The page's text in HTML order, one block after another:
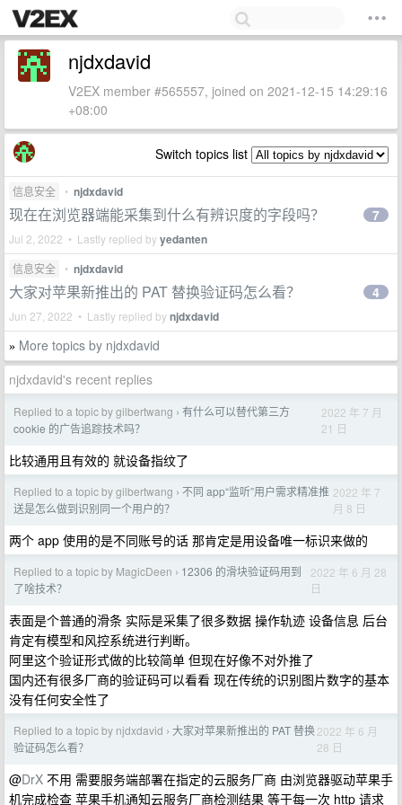
njdxdavid
V2EX member #565557, joined on 2021-12-15 14:29:16
+08:00
Switch topics list
信息安全 • njdxdavid
现在在浏览器端能采集到什么有辨识度的字段吗？
Jul 2, 2022 • Lastly replied byyedanten
7
信息安全 • njdxdavid
大家对苹果新推出的 PAT 替换验证码怎么看？
Jun 27, 2022 • Lastly replied bynjdxdavid
4
» More topics by njdxdavid
njdxdavid's recent replies
Replied to a topic by gilbertwang › 有什么可以替代第三方
cookie 的广告追踪技术吗？
2022 年 7 月
21 日
比较通用且有效的 就设备指纹了
Replied to a topic by gilbertwang › 不同 app“监听”用户需求精准推
送是怎么做到识别同一个用户的？
2022 年 7
月 8 日
两个 app 使用的是不同账号的话 那肯定是用设备唯一标识来做的
Replied to a topic by MagicDeen › 12306 的滑块验证码用到
了啥技术？
2022 年 6 月 28
日
表面是个普通的滑条 实际是采集了很多数据 操作轨迹 设备信息 后台
肯定有模型和风控系统进行判断。
阿里这个验证形式做的比较简单 但现在好像不对外推了
国内还有很多厂商的验证码可以看看 现在传统的识别图片数字的基本
没有任何安全性了
Replied to a topic by njdxdavid › 大家对苹果新推出的 PAT 替换
验证码怎么看？
2022 年 6 月
28 日
@DrX 不用 需要服务端部署在指定的云服务厂商 由浏览器驱动苹果手
机完成检查 苹果手机通知云服务厂商检测结果 等于每一次 http 请求